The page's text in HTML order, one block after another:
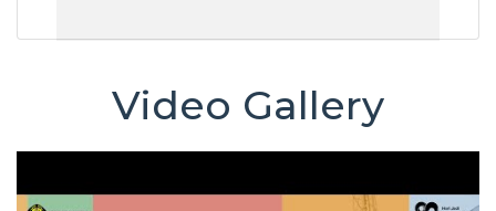
Video Gallery